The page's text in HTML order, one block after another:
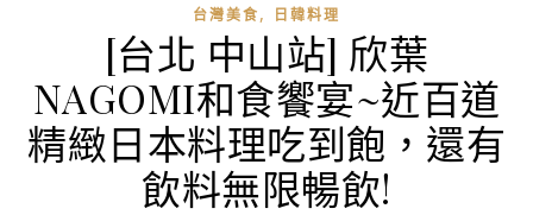
台灣美食, 日韓料理
[台北 中山站] 欣葉
NAGOMI和食饗宴~近百道
精緻日本料理吃到飽，還有
飲料無限暢飲!